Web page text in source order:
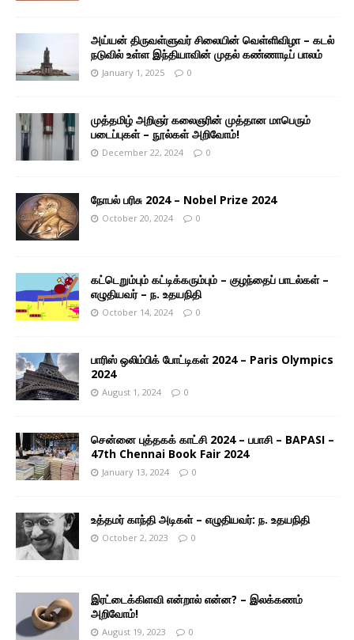
அய்யன் திருவள்ளுவர் சிலையின் வெள்ளிவிழா – கடல்
நடுவில் உள்ள இந்தியாவின் முதல் கண்ணாடிப் பாலம்
January 1, 2025 0
முத்தமிழ் அறிஞர் கலைஞரின் முத்தான மாபெரும்
படைப்புகள் – நூல்கள் அறிவோம்!
December 22, 2024 0
நோபல் பரிசு 2024 – Nobel Prize 2024
October 20, 2024 0
கட்டெறும்பும் கட்டிக்கரும்பும் – குழந்தைப் பாடல்கள் –
எழுதியவர் – ந. உதயநிதி
October 14, 2024 0
பாரிஸ் ஒலிம்பிக் போட்டிகள் 2024 – Paris Olympics
2024
August 1, 2024 0
சென்னை புத்தகக் காட்சி 2024 – பபாசி – BAPASI –
47th Chennai Book Fair 2024
January 13, 2024 0
உத்தமர் காந்தி அடிகள் – எழுதியவர்: ந. உதயநிதி
October 2, 2023 0
இரட்டைக்கிளவி என்றால் என்ன? – இலக்கணம்
அறிவோம்!
August 19, 2023 0